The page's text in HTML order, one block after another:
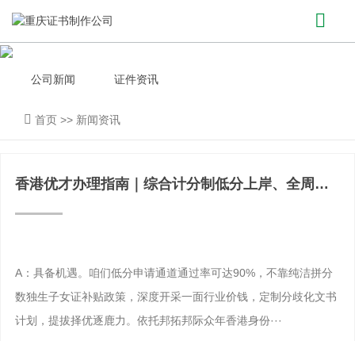
公司新闻 证件资讯
首页 >> 新闻资讯
香港优才办理指南｜综合计分制低分上岸、全周期
稳续签永居方案，
A：具备机遇。咱们低分申请通道通过率可达90%，不靠纯洁拼分
数独生子女证补贴政策，深度开采一面行业价钱，定制分歧化文书
计划，提拔择优逐鹿力。依托邦拓邦际众年香港身份···